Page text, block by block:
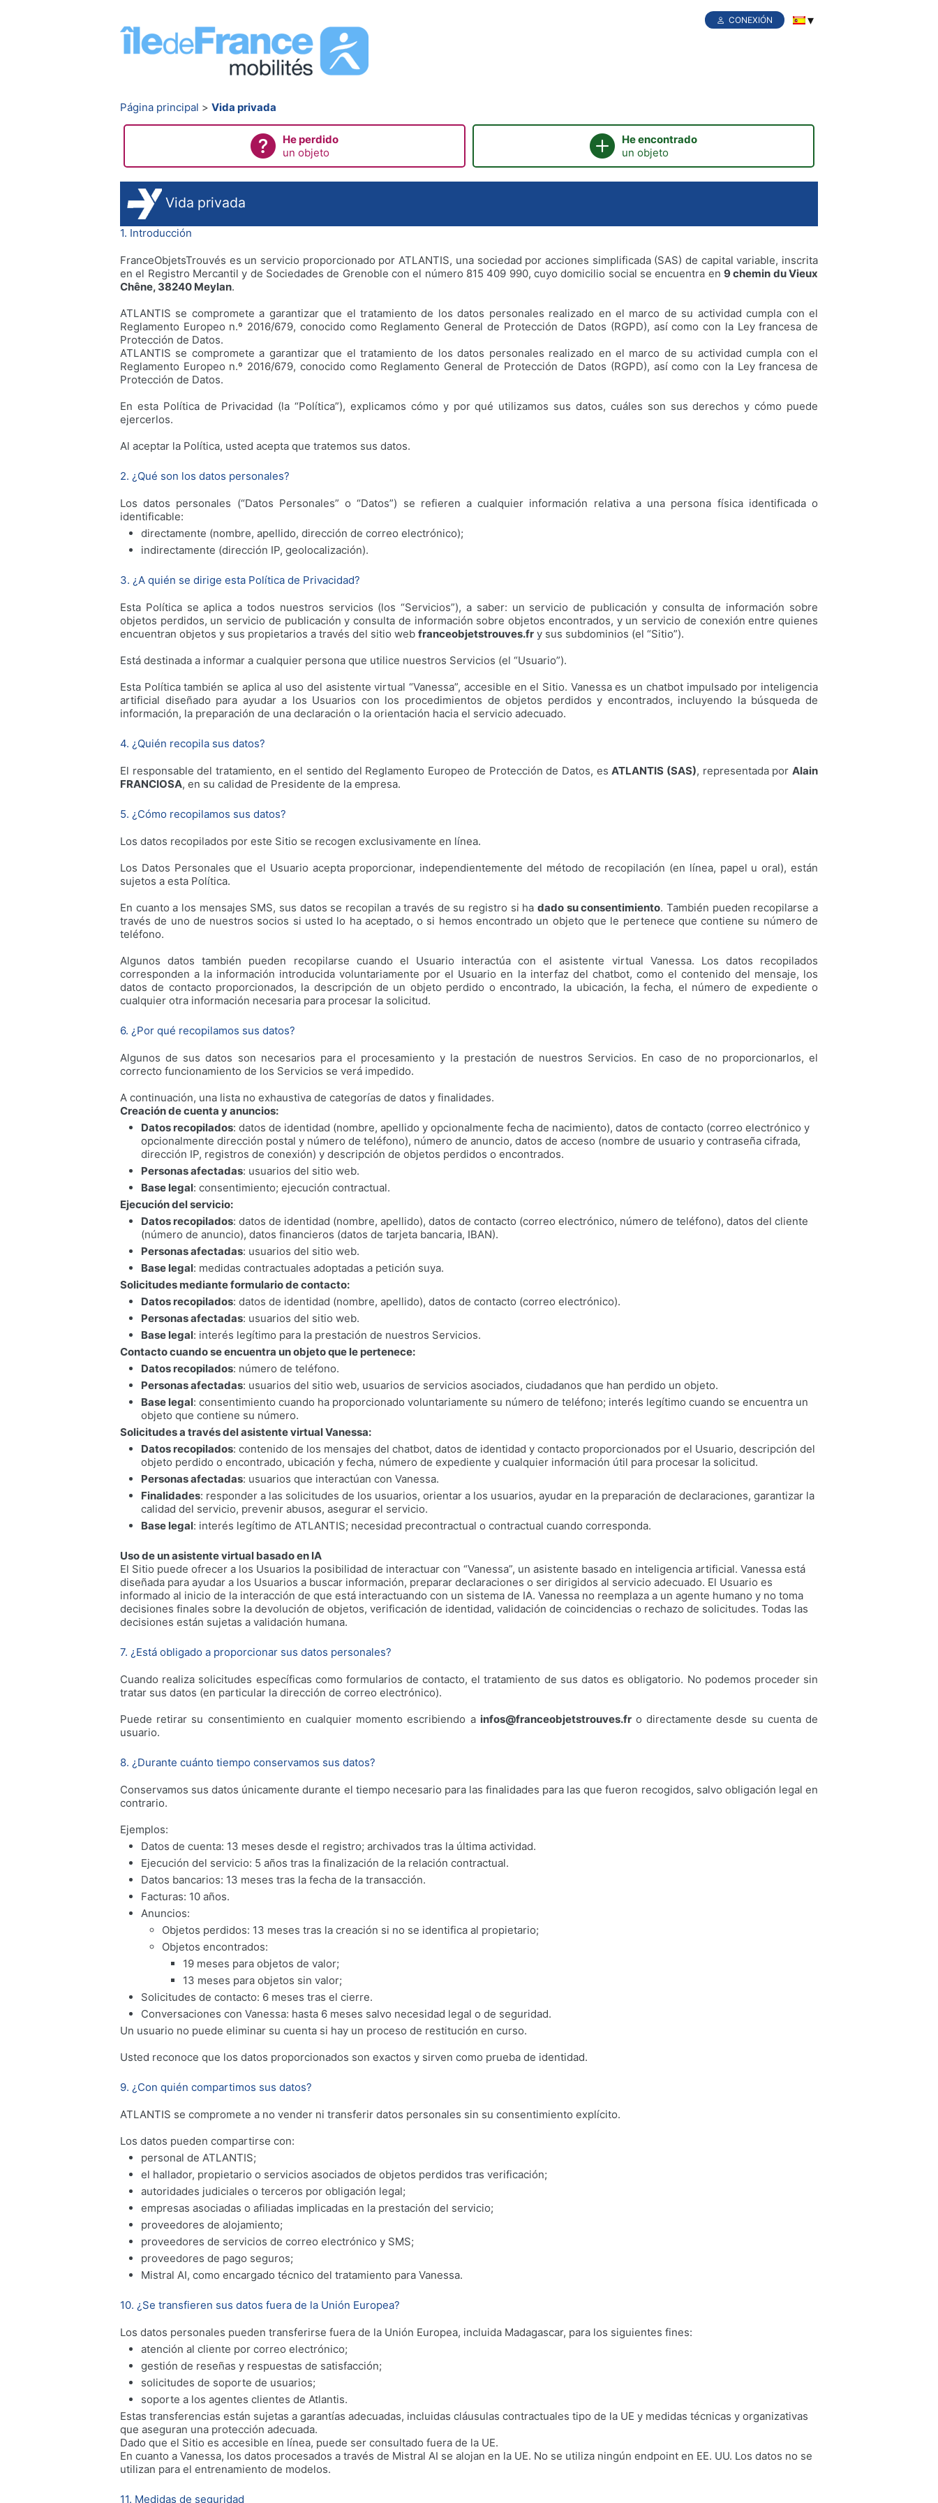
CONEXIÓN
Página principal Vida privada
He perdido
un objeto
He encontrado
un objeto
Vida privada
1. Introducción
FranceObjetsTrouvés es un servicio proporcionado por ATLANTIS, una sociedad por acciones simplificada (SAS) de capital variable, inscrita
en el Registro Mercantil y de Sociedades de Grenoble con el número 815 409 990, cuyo domicilio social se encuentra en 9 chemin du Vieux
Chêne, 38240 Meylan.
ATLANTIS se compromete a garantizar que el tratamiento de los datos personales realizado en el marco de su actividad cumpla con el
Reglamento Europeo n.º 2016/679, conocido como Reglamento General de Protección de Datos (RGPD), así como con la Ley francesa de
Protección de Datos.
ATLANTIS se compromete a garantizar que el tratamiento de los datos personales realizado en el marco de su actividad cumpla con el
Reglamento Europeo n.º 2016/679, conocido como Reglamento General de Protección de Datos (RGPD), así como con la Ley francesa de
Protección de Datos.
En esta Política de Privacidad (la “Política”), explicamos cómo y por qué utilizamos sus datos, cuáles son sus derechos y cómo puede
ejercerlos.
Al aceptar la Política, usted acepta que tratemos sus datos.
2. ¿Qué son los datos personales?
Los datos personales (“Datos Personales” o “Datos”) se refieren a cualquier información relativa a una persona física identificada o
identificable:
directamente (nombre, apellido, dirección de correo electrónico);
indirectamente (dirección IP, geolocalización).
3. ¿A quién se dirige esta Política de Privacidad?
Esta Política se aplica a todos nuestros servicios (los “Servicios”), a saber: un servicio de publicación y consulta de información sobre
objetos perdidos, un servicio de publicación y consulta de información sobre objetos encontrados, y un servicio de conexión entre quienes
encuentran objetos y sus propietarios a través del sitio web franceobjetstrouves.fr y sus subdominios (el “Sitio”).
Está destinada a informar a cualquier persona que utilice nuestros Servicios (el “Usuario”).
Esta Política también se aplica al uso del asistente virtual “Vanessa”, accesible en el Sitio. Vanessa es un chatbot impulsado por inteligencia
artificial diseñado para ayudar a los Usuarios con los procedimientos de objetos perdidos y encontrados, incluyendo la búsqueda de
información, la preparación de una declaración o la orientación hacia el servicio adecuado.
4. ¿Quién recopila sus datos?
El responsable del tratamiento, en el sentido del Reglamento Europeo de Protección de Datos, esATLANTIS (SAS), representada porAlain
FRANCIOSA, en su calidad de Presidente de la empresa.
5. ¿Cómo recopilamos sus datos?
Los datos recopilados por este Sitio se recogen exclusivamente en línea.
Los Datos Personales que el Usuario acepta proporcionar, independientemente del método de recopilación (en línea, papel u oral), están
sujetos a esta Política.
En cuanto a los mensajes SMS, sus datos se recopilan a través de su registro si hadado su consentimiento. También pueden recopilarse a
través de uno de nuestros socios si usted lo ha aceptado, o si hemos encontrado un objeto que le pertenece que contiene su número de
teléfono.
Algunos datos también pueden recopilarse cuando el Usuario interactúa con el asistente virtual Vanessa. Los datos recopilados
corresponden a la información introducida voluntariamente por el Usuario en la interfaz del chatbot, como el contenido del mensaje, los
datos de contacto proporcionados, la descripción de un objeto perdido o encontrado, la ubicación, la fecha, el número de expediente o
cualquier otra información necesaria para procesar la solicitud.
6. ¿Por qué recopilamos sus datos?
Algunos de sus datos son necesarios para el procesamiento y la prestación de nuestros Servicios. En caso de no proporcionarlos, el
correcto funcionamiento de los Servicios se verá impedido.
A continuación, una lista no exhaustiva de categorías de datos y finalidades.
Creación de cuenta y anuncios:
Datos recopilados: datos de identidad (nombre, apellido y opcionalmente fecha de nacimiento), datos de contacto (correo electrónico y
opcionalmente dirección postal y número de teléfono), número de anuncio, datos de acceso (nombre de usuario y contraseña cifrada,
dirección IP, registros de conexión) y descripción de objetos perdidos o encontrados.
Personas afectadas: usuarios del sitio web.
Base legal: consentimiento; ejecución contractual.
Ejecución del servicio:
Datos recopilados: datos de identidad (nombre, apellido), datos de contacto (correo electrónico, número de teléfono), datos del cliente
(número de anuncio), datos financieros (datos de tarjeta bancaria, IBAN).
Personas afectadas: usuarios del sitio web.
Base legal: medidas contractuales adoptadas a petición suya.
Solicitudes mediante formulario de contacto:
Datos recopilados: datos de identidad (nombre, apellido), datos de contacto (correo electrónico).
Personas afectadas: usuarios del sitio web.
Base legal: interés legítimo para la prestación de nuestros Servicios.
Contacto cuando se encuentra un objeto que le pertenece:
Datos recopilados: número de teléfono.
Personas afectadas: usuarios del sitio web, usuarios de servicios asociados, ciudadanos que han perdido un objeto.
Base legal: consentimiento cuando ha proporcionado voluntariamente su número de teléfono; interés legítimo cuando se encuentra un
objeto que contiene su número.
Solicitudes a través del asistente virtual Vanessa:
Datos recopilados: contenido de los mensajes del chatbot, datos de identidad y contacto proporcionados por el Usuario, descripción del
objeto perdido o encontrado, ubicación y fecha, número de expediente y cualquier información útil para procesar la solicitud.
Personas afectadas: usuarios que interactúan con Vanessa.
Finalidades: responder a las solicitudes de los usuarios, orientar a los usuarios, ayudar en la preparación de declaraciones, garantizar la
calidad del servicio, prevenir abusos, asegurar el servicio.
Base legal: interés legítimo de ATLANTIS; necesidad precontractual o contractual cuando corresponda.
Uso de un asistente virtual basado en IA
El Sitio puede ofrecer a los Usuarios la posibilidad de interactuar con “Vanessa”, un asistente basado en inteligencia artificial. Vanessa está
diseñada para ayudar a los Usuarios a buscar información, preparar declaraciones o ser dirigidos al servicio adecuado. El Usuario es
informado al inicio de la interacción de que está interactuando con un sistema de IA. Vanessa no reemplaza a un agente humano y no toma
decisiones finales sobre la devolución de objetos, verificación de identidad, validación de coincidencias o rechazo de solicitudes. Todas las
decisiones están sujetas a validación humana.
7. ¿Está obligado a proporcionar sus datos personales?
Cuando realiza solicitudes específicas como formularios de contacto, el tratamiento de sus datos es obligatorio. No podemos proceder sin
tratar sus datos (en particular la dirección de correo electrónico).
Puede retirar su consentimiento en cualquier momento escribiendo a infos@franceobjetstrouves.fro directamente desde su cuenta de
usuario.
8. ¿Durante cuánto tiempo conservamos sus datos?
Conservamos sus datos únicamente durante el tiempo necesario para las finalidades para las que fueron recogidos, salvo obligación legal en
contrario.
Ejemplos:
Datos de cuenta: 13 meses desde el registro; archivados tras la última actividad.
Ejecución del servicio: 5 años tras la finalización de la relación contractual.
Datos bancarios: 13 meses tras la fecha de la transacción.
Facturas: 10 años.
Anuncios:
Objetos perdidos: 13 meses tras la creación si no se identifica al propietario;
Objetos encontrados:
19 meses para objetos de valor;
13 meses para objetos sin valor;
Solicitudes de contacto: 6 meses tras el cierre.
Conversaciones con Vanessa: hasta 6 meses salvo necesidad legal o de seguridad.
Un usuario no puede eliminar su cuenta si hay un proceso de restitución en curso.
Usted reconoce que los datos proporcionados son exactos y sirven como prueba de identidad.
9. ¿Con quién compartimos sus datos?
ATLANTIS se compromete a no vender ni transferir datos personales sin su consentimiento explícito.
Los datos pueden compartirse con:
personal de ATLANTIS;
el hallador, propietario o servicios asociados de objetos perdidos tras verificación;
autoridades judiciales o terceros por obligación legal;
empresas asociadas o afiliadas implicadas en la prestación del servicio;
proveedores de alojamiento;
proveedores de servicios de correo electrónico y SMS;
proveedores de pago seguros;
Mistral AI, como encargado técnico del tratamiento para Vanessa.
10. ¿Se transfieren sus datos fuera de la Unión Europea?
Los datos personales pueden transferirse fuera de la Unión Europea, incluida Madagascar, para los siguientes fines:
atención al cliente por correo electrónico;
gestión de reseñas y respuestas de satisfacción;
solicitudes de soporte de usuarios;
soporte a los agentes clientes de Atlantis.
Estas transferencias están sujetas a garantías adecuadas, incluidas cláusulas contractuales tipo de la UE y medidas técnicas y organizativas
que aseguran una protección adecuada.
Dado que el Sitio es accesible en línea, puede ser consultado fuera de la UE.
En cuanto a Vanessa, los datos procesados a través de Mistral AI se alojan en la UE. No se utiliza ningún endpoint en EE. UU. Los datos no se
utilizan para el entrenamiento de modelos.
11. Medidas de seguridad